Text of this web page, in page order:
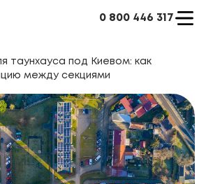
0 800 446 317
таунхауса под Киевом: как
между секциями